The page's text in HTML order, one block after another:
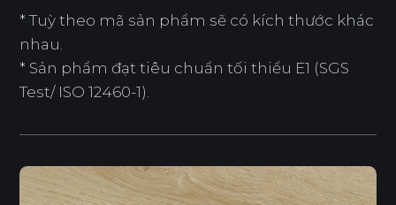
* Tuỳ theo mã sản phẩm sẽ có kích thước khác
nhau.
* Sản phẩm đạt tiêu chuẩn tối thiểu E1 (SGS
Test/ ISO 12460-1).